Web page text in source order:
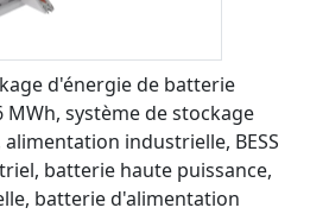
d'énergie de batterie
MWh, système de stockage
industrielle, BESS
batterie haute puissance,
batterie d'alimentation